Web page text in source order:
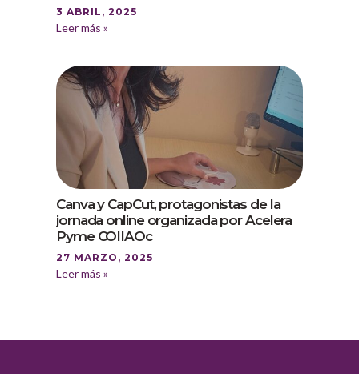
3 ABRIL, 2025
Leer más »
Canva y CapCut, protagonistas de la
jornada online organizada por Acelera
Pyme COIIAOc
27 MARZO, 2025
Leer más »